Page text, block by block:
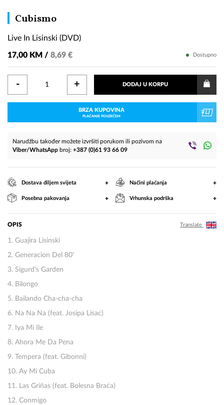
CubismoLive
In
Lisinski
(DVD)
Live In Lisinski (DVD)
17,00 KM / 8,69 € Dostupno
- + DODAJ U KORPU
BRZA KUPOVINA
PLAĆANJE POUZEĆEM
Narudžbu također možete izvršiti porukom ili pozivom na
Viber/WhatsApp broj: +387 (0)61 93 66 09
Dostava diljem svijeta + Načini plaćanja +
Posebna pakovanja + Vrhunska podrška +
OPIS Translate
1. Guajira Lisinski
2. Generacion Del 80'
3. Sigurd's Garden
4. Bilongo
5. Bailando Cha-cha-cha
6. Na Na Na (feat. Josipa Lisac)
7. Iya Mi Ile
8. Ahora Me Da Pena
9. Tempera (feat. Gibonni)
10. Ay Mi Cuba
11. Las Griñas (feat. Bolesna Braća)
12. Conmigo